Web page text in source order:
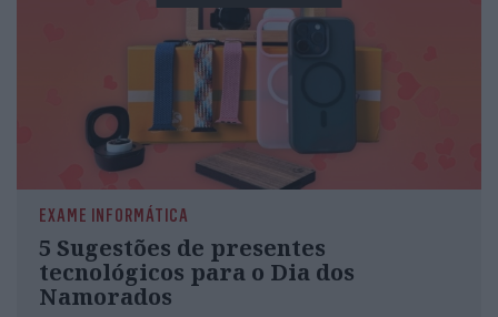
EXAME INFORMÁTICA
5 Sugestões de presentes
tecnológicos para o Dia dos
Namorados